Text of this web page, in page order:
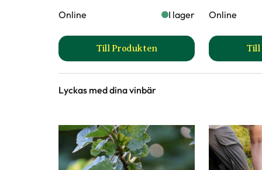
Online
I lager
Till Produkten
till Bärnät produktsida
Online
Till
Lyckas med dina vinbär